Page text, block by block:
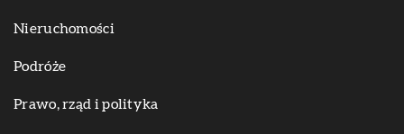
Nieruchomości
Podróże
Prawo, rząd i polityka